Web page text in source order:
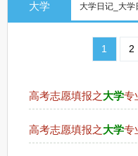
大学 大学日记_大学
1 2
高考志愿填报之大学专
高考志愿填报之大学专